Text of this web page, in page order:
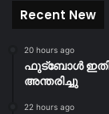
Recent New
20 hours ago
ഫുട്ബോൾ
അന്തരിച്ചു
22 hours ago